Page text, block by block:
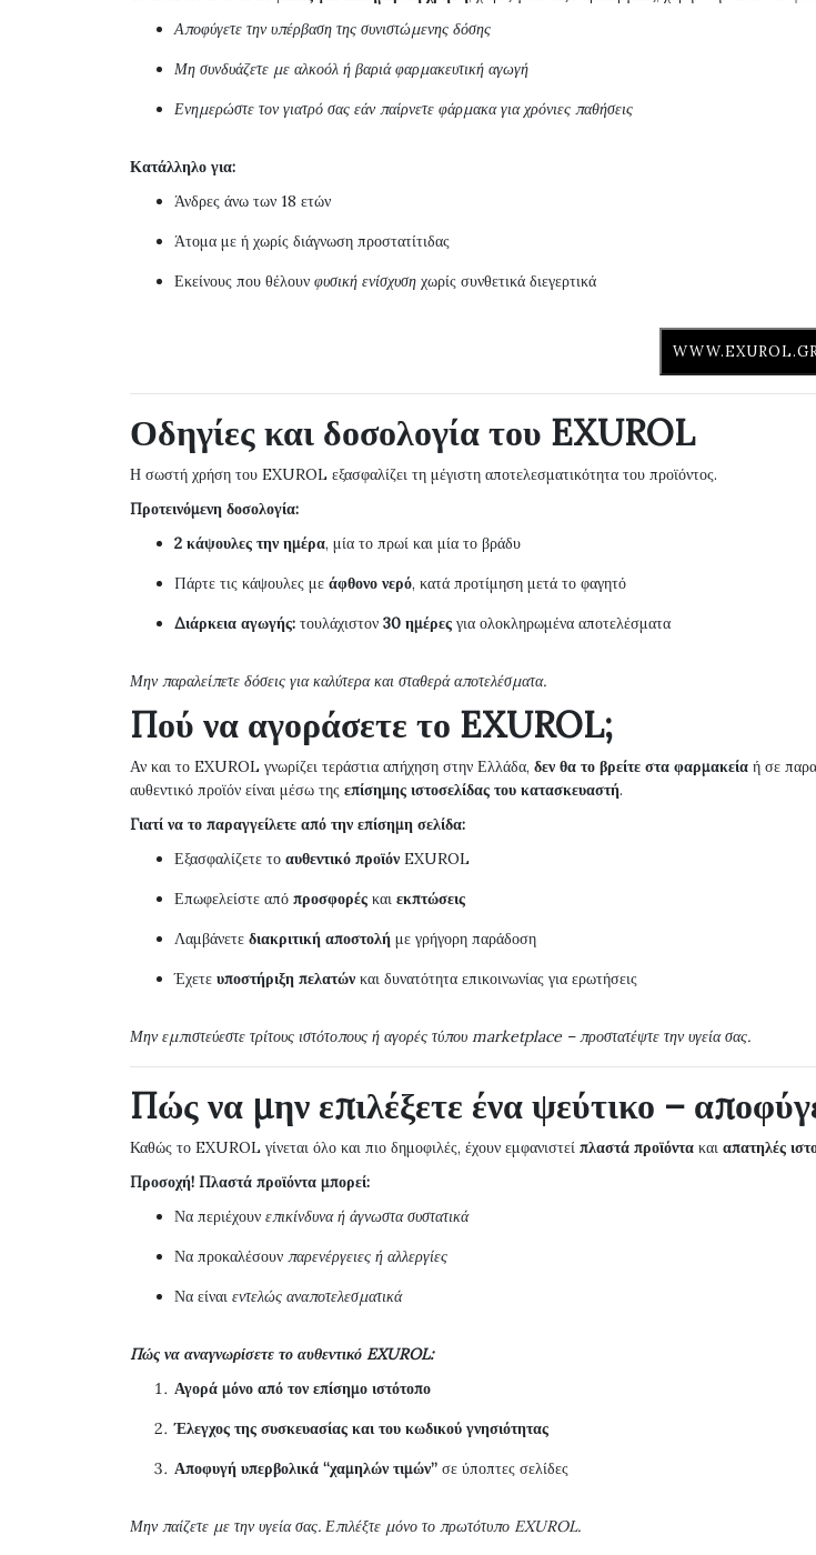
Αποφύγετε την υπέρβαση της συνιστώμενης δόσης
Μη συνδυάζετε με αλκοόλ ή βαριά φαρμακευτική αγωγή
Ενημερώστε τον γιατρό σας εάν παίρνετε φάρμακα για χρόνιες παθήσεις
Κατάλληλο για:
Άνδρες άνω των 18 ετών
Άτομα με ή χωρίς διάγνωση προστατίτιδας
Εκείνους που θέλουν φυσική ενίσχυση χωρίς συνθετικά διεγερτικά
Οδηγίες και δοσολογία του EXUROL
Η σωστή χρήση του EXUROL εξασφαλίζει τη μέγιστη αποτελεσματικότητα του προϊόντος.
Προτεινόμενη δοσολογία:
2 κάψουλες την ημέρα, μία το πρωί και μία το βράδυ
Πάρτε τις κάψουλες με άφθονο νερό, κατά προτίμηση μετά το φαγητό
Διάρκεια αγωγής: τουλάχιστον 30 ημέρες για ολοκληρωμένα αποτελέσματα
Μην παραλείπετε δόσεις για καλύτερα και σταθερά αποτελέσματα.
Πού να αγοράσετε το EXUROL;
Αν και το EXUROL γνωρίζει τεράστια απήχηση στην Ελλάδα, δεν θα το βρείτε στα φαρμακεία ή σε
αυθεντικό προϊόν είναι μέσω της επίσημης ιστοσελίδας του κατασκευαστή.
Γιατί να το παραγγείλετε από την επίσημη σελίδα:
Εξασφαλίζετε το αυθεντικό προϊόν EXUROL
Επωφελείστε από προσφορές και εκπτώσεις
Λαμβάνετε διακριτική αποστολή με γρήγορη παράδοση
Έχετε υποστήριξη πελατών και δυνατότητα επικοινωνίας για ερωτήσεις
Μην εμπιστεύεστε τρίτους ιστότοπους ή αγορές τύπου marketplace – προστατέψτε την υγεία σας.
Πώς να μην επιλέξετε ένα ψεύτικο –
Καθώς το EXUROL γίνεται όλο και πιο δημοφιλές, έχουν εμφανιστεί πλαστά προϊόντα και απατηλές
Προσοχή! Πλαστά προϊόντα μπορεί:
Να περιέχουν επικίνδυνα ή άγνωστα συστατικά
Να προκαλέσουν παρενέργειες ή αλλεργίες
Να είναι εντελώς αναποτελεσματικά
Πώς να αναγνωρίσετε το αυθεντικό EXUROL:
Αγορά μόνο από τον επίσημο ιστότοπο
Έλεγχος της συσκευασίας και του κωδικού γνησιότητας
Αποφυγή υπερβολικά “χαμηλών τιμών” σε ύποπτες σελίδες
Μην παίζετε με την υγεία σας. Επιλέξτε μόνο το πρωτότυπο EXUROL.